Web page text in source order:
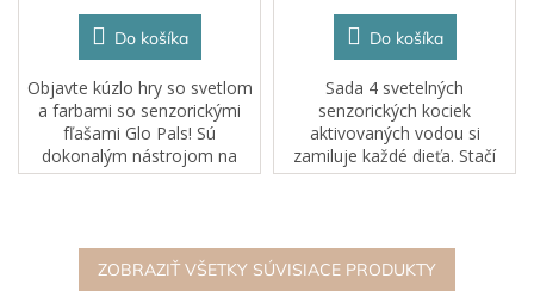
Do košíka
Objavte kúzlo hry so svetlom
a farbami so senzorickými
fľašami Glo Pals! Sú
dokonalým nástrojom na
rozvoj detskej tvorivosti a
Do košíka
Sada 4 svetelných
senzorických kociek
aktivovaných vodou si
zamiluje každé dieťa. Stačí
hodiť kocky do vody a
ZOBRAZIŤ VŠETKY SÚVISIACE PRODUKTY